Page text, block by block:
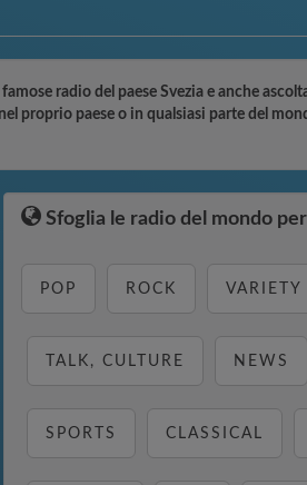
radio del paese Svezia e anche
proprio paese o in qualsiasi parte del
Sfoglia le radio del mondo
POP ROCK VARIETY
TALK, CULTURE NEWS
SPORTS CLASSICAL